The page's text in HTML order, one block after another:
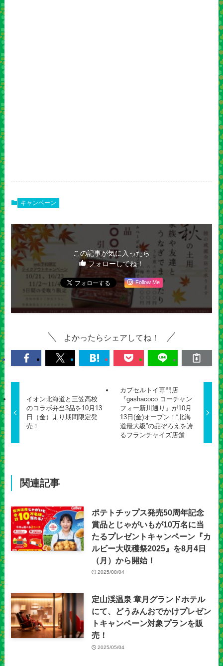
キャンペーン
この記事が気に入ったら
フォローしてね！
Follow Me
よかったらシェアしてね！
イオン北海道と三笠高校
のコラボ弁当3品を10月13
日（金）より期間限定発
売！
カプセルトイ専門店
『gashacoco コーチャン
フォー新川通り』が10月
13日(金)オープン！“北海
道最大級”の品ぞろえを誇
るフランチャイズ店舗
関連記事
ポテトチップス発売50周年記念
賞品とじゃがいもが10万名に当
たるプレゼントキャンペーン『カ
ルビー大収穫祭2025』を8月4日
（月）から開始！
2025/08/04
定山渓温泉 章月グランドホテル
にて、どうみんおでかけプレゼン
トキャンペーン対象プランを販
売！
2025/05/04